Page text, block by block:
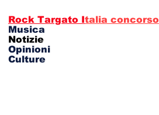
Rock Targato Italia concorso
Musica
Notizie
Opinioni
Culture